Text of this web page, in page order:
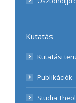
Kutatás
Kutatási
Publikációk
Studia